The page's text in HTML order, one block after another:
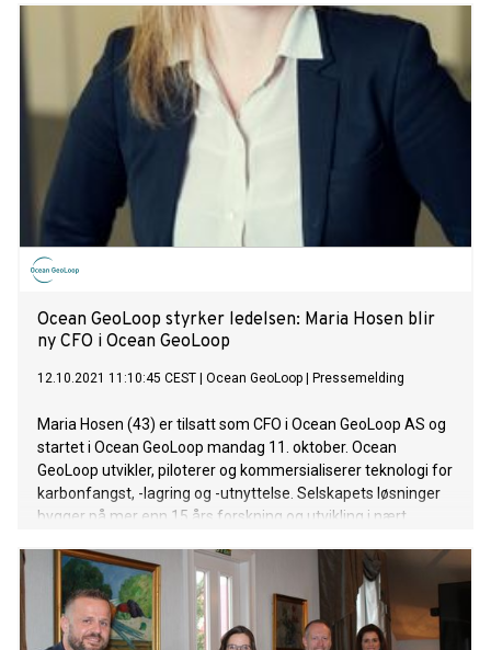
Ocean GeoLoop styrker ledelsen: Maria Hosen blir
ny CFO i Ocean GeoLoop
12.10.2021 11:10:45 CEST Ocean GeoLoop Pressemelding
Maria Hosen (43) er tilsatt som CFO i Ocean GeoLoop AS og
startet i Ocean GeoLoop mandag 11. oktober. Ocean
GeoLoop utvikler, piloterer og kommersialiserer teknologi for
karbonfangst, -lagring og -utnyttelse. Selskapets løsninger
bygger på mer enn 15 års forskning og utvikling i nært
siste året har Ocean GeoLoop utviklet et tett industrielt
samarbeid med Norske Skog, som nylig gikk inn som
investor i selskapet.